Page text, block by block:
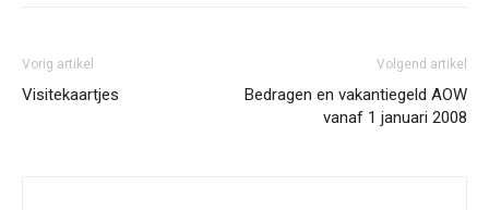
Vorig artikel
Visitekaartjes
Volgend artikel
Bedragen en vakantiegeld AOW
vanaf 1 januari 2008